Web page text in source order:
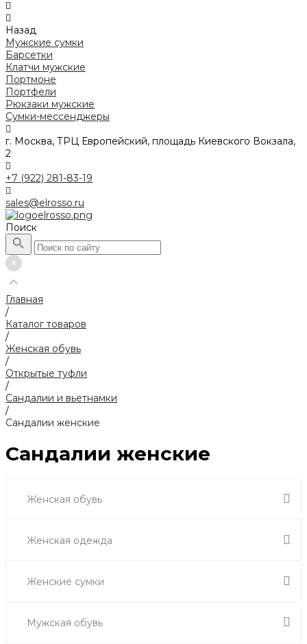
Назад
Мужские сумки
Барсетки
Клатчи мужские
Портмоне
Портфели
Рюкзаки мужские
Сумки-мессенджеры
г. Москва, ТРЦ Европейский, площадь Киевского Вокзала,
2
+7 (922) 281-83-19
sales@elrosso.ru
Поиск
Главная
/
Каталог товаров
/
Женская обувь
/
Открытые туфли
/
Сандалии и вьетнамки
/
Сандалии женские
Сандалии женские
Женская обувь
Женская одежда
Женские сумки
Мужская обувь